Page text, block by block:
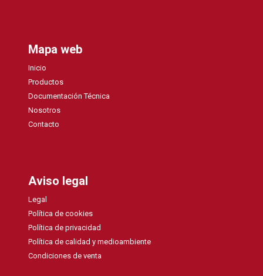
Mapa web
Inicio
Productos
Documentación Técnica
Nosotros
Contacto
Aviso legal
Legal
Política de cookies
Política de privacidad
Política de calidad y medioambiente
Condiciones de venta